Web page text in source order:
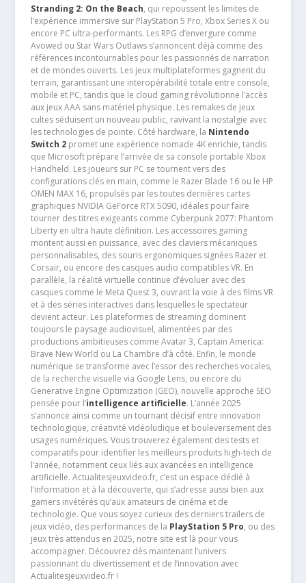
Stranding 2: On the Beach, qui repoussent les limites de
l’expérience immersive sur PlayStation 5 Pro, Xbox Series X ou
encore PC ultra-performants. Les RPG d’envergure comme
Avowed ou Star Wars Outlaws s’annoncent déjà comme des
références incontournables pour les passionnés de narration
et de mondes ouverts. Les jeux multiplateformes gagnent du
terrain, garantissant une interopérabilité totale entre console,
mobile et PC, tandis que le cloud gaming révolutionne l’accès
aux jeux AAA sans matériel physique. Les remakes de jeux
cultes séduisent un nouveau public, ravivant la nostalgie avec
les technologies de pointe. Côté hardware, la Nintendo
Switch 2promet une expérience nomade 4K enrichie, tandis
que Microsoft prépare l’arrivée de sa console portable Xbox
Handheld. Les joueurs sur PC se tournent vers des
configurations clés en main, comme le Razer Blade 16 ou le HP
OMEN MAX 16, propulsés par les toutes dernières cartes
graphiques NVIDIA GeForce RTX 5090, idéales pour faire
tourner des titres exigeants comme Cyberpunk 2077: Phantom
Liberty en ultra haute définition. Les accessoires gaming
montent aussi en puissance, avec des claviers mécaniques
personnalisables, des souris ergonomiques signées Razer et
Corsair, ou encore des casques audio compatibles VR. En
parallèle, la réalité virtuelle continue d’évoluer avec des
casques comme le Meta Quest 3, ouvrant la voie à des films VR
et à des séries interactives dans lesquelles le spectateur
devient acteur. Les plateformes de streaming dominent
toujours le paysage audiovisuel, alimentées par des
productions ambitieuses comme Avatar 3, Captain America:
Brave New World ou La Chambre d’à côté. Enfin, le monde
numérique se transforme avec l’essor des recherches vocales,
de la recherche visuelle via Google Lens, ou encore du
Generative Engine Optimization (GEO), nouvelle approche SEO
pensée pour l’intelligence artificielle. L’année 2025
s’annonce ainsi comme un tournant décisif entre innovation
technologique, créativité vidéoludique et bouleversement des
usages numériques. Vous trouverez également des tests et
comparatifs pour identifier les meilleurs produits high-tech de
l’année, notamment ceux liés aux avancées en intelligence
artificielle. Actualitesjeuxvideo.fr, c’est un espace dédié à
l’information et à la découverte, qui s’adresse aussi bien aux
gamers invétérés qu’aux amateurs de cinéma et de
technologie. Que vous soyez curieux des derniers trailers de
jeux vidéo, des performances de la PlayStation 5 Pro, ou des
jeux très attendus en 2025, notre site est là pour vous
accompagner. Découvrez dès maintenant l’univers
passionnant du divertissement et de l’innovation avec
Actualitesjeuxvideo.fr !